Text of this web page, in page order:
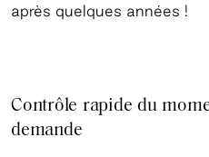
après quelques années !
Contrôle rapide du
demande